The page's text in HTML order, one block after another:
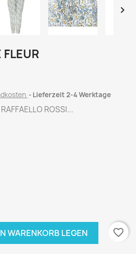

Lieferzeit 2-4 Werktage
ROSSI...
WARENKORB LEGEN favorite_border